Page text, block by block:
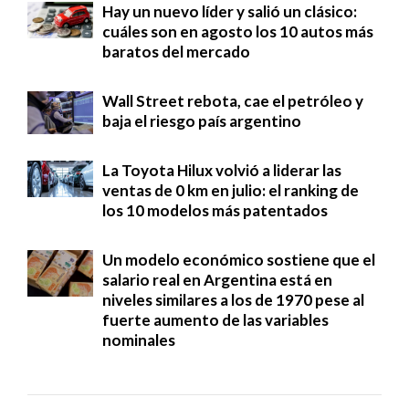
Hay un nuevo líder y salió un clásico:
cuáles son en agosto los 10 autos más
baratos del mercado
Wall Street rebota, cae el petróleo y
baja el riesgo país argentino
La Toyota Hilux volvió a liderar las
ventas de 0 km en julio: el ranking de
los 10 modelos más patentados
Un modelo económico sostiene que el
salario real en Argentina está en
niveles similares a los de 1970 pese al
fuerte aumento de las variables
nominales